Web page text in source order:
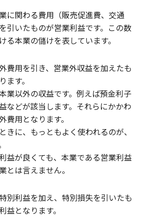
に関わる費用（販売促進費、交通
引いたものが営業利益です。この数
る本業の儲けを表しています。
費用を引き、営業外収益を加えたも
ます。
業以外の収益です。例えば預金利子
などが該当します。それらにかかわ
費用となります。
きに、もっともよく使われるのが、
益が良くても、本業である営業利益
とは言えません。
別利益を加え、特別損失を引いたも
益となります。